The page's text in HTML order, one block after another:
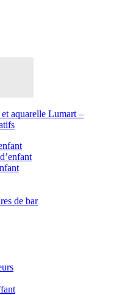
aquarelle Lumart –
de bar